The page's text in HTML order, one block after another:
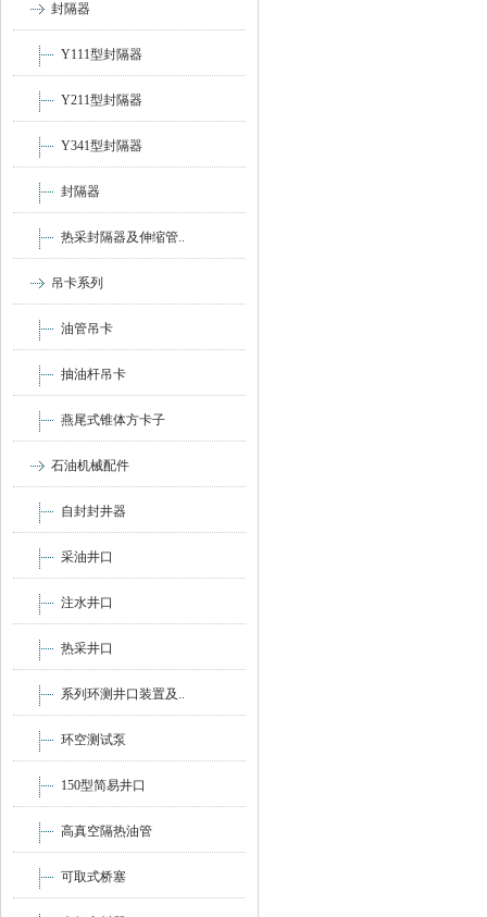
封隔器
Y111型封隔器
Y211型封隔器
Y341型封隔器
封隔器
热采封隔器及伸缩管..
吊卡系列
油管吊卡
抽油杆吊卡
燕尾式锥体方卡子
石油机械配件
自封封井器
采油井口
注水井口
热采井口
系列环测井口装置及..
环空测试泵
150型简易井口
高真空隔热油管
可取式桥塞